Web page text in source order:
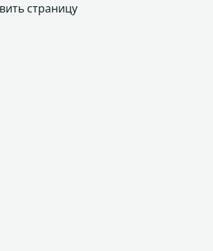
страницу